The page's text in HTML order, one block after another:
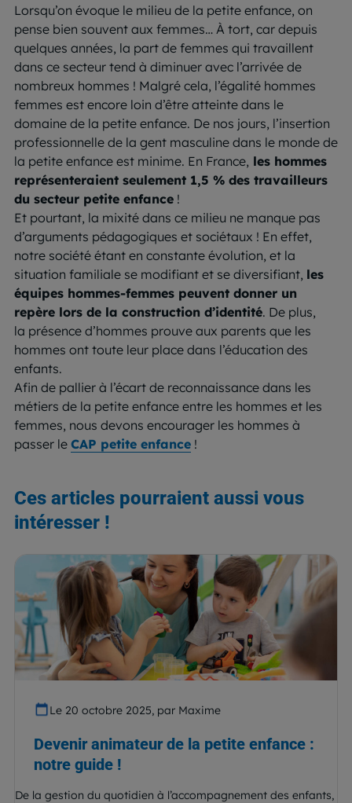
Lorsqu’on évoque le milieu de la petite enfance, on
pense bien souvent aux femmes… À tort, car depuis
quelques années, la part de femmes qui travaillent
dans ce secteur tend à diminuer avec l’arrivée de
nombreux hommes ! Malgré cela, l’égalité hommes
femmes est encore loin d’être atteinte dans le
domaine de la petite enfance. De nos jours, l’insertion
professionnelle de la gent masculine dans le monde de
la petite enfance est minime. En France, les hommes
représenteraient seulement 1,5 % des travailleurs
du secteur petite enfance !
Et pourtant, la mixité dans ce milieu ne manque pas
d’arguments pédagogiques et sociétaux ! En effet,
notre société étant en constante évolution, et la
situation familiale se modifiant et se diversifiant, les
équipes hommes-femmes peuvent donner un
repère lors de la construction d’identité. De plus,
la présence d’hommes prouve aux parents que les
hommes ont toute leur place dans l’éducation des
enfants.
Afin de pallier à l’écart de reconnaissance dans les
métiers de la petite enfance entre les hommes et les
femmes, nous devons encourager les hommes à
passer le CAP petite enfance !
Ces articles pourraient aussi vous
intéresser !
Le 20 octobre 2025, par Maxime
Devenir animateur de la petite enfance :
notre guide !
De la gestion du quotidien à l’accompagnement des enfants,